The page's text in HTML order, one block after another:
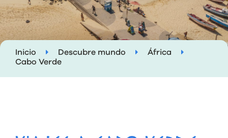
Inicio Descubre mundo
África
Cabo Verde